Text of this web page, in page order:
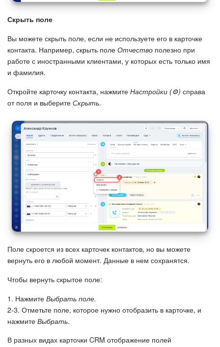
Скрыть поле
Вы можете скрыть поле, если не используете его в карточке
контакта. Например, скрыть поле Отчество полезно при
работе с иностранными клиентами, у которых есть только имя
и фамилия.
Откройте карточку контакта, нажмите Настройки (⚙️) справа
от поля и выберите Скрыть.
Поле скроется из всех карточек контактов, но вы можете
вернуть его в любой момент. Данные в нем сохранятся.
Чтобы вернуть скрытое поле:
1. Нажмите Выбрать поле.
2-3. Отметьте поле, которое нужно отобразить в карточке, и
нажмите Выбрать.
В разных видах карточки CRM отображение полей